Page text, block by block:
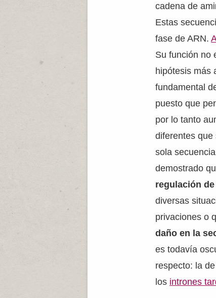
cadena de
Estas
fase de ARN.
Su función no
hipótesis más
fundamental
puesto que
por lo tanto
diferentes que
sola
demostrado
regulación
diversas
privaciones o
daño en la
es todavía
respecto: la
los intrones